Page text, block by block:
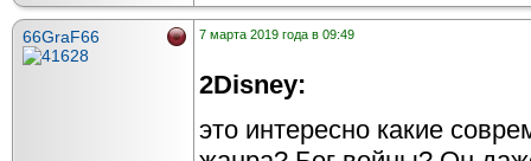
66GraF66 7 марта 2019 года в 09:49
2Disney:
это интересно какие